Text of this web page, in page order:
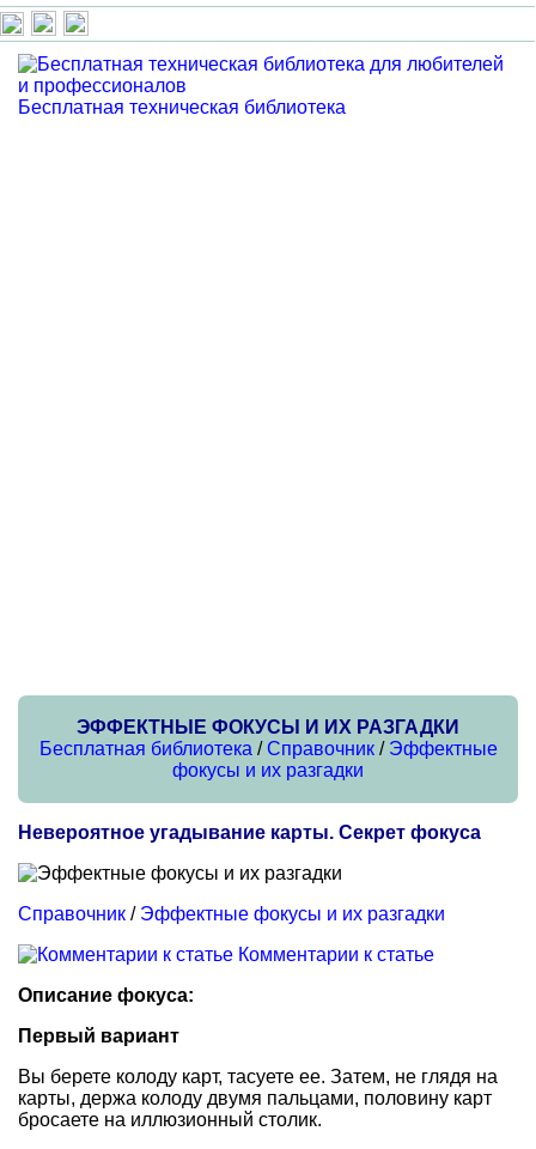
Бесплатная техническая библиотека
ЭФФЕКТНЫЕ ФОКУСЫ И ИХ РАЗГАДКИ
Бесплатная библиотека /Справочник/ Эффектные
фокусы и их разгадки
Невероятное угадывание карты. Секрет фокуса
Справочник / Эффектные фокусы и их разгадки
Комментарии к статье
Описание фокуса:
Первый вариант
Вы берете колоду карт, тасуете ее. Затем, не глядя на
карты, держа колоду двумя пальцами, половину карт
бросаете на иллюзионный столик.